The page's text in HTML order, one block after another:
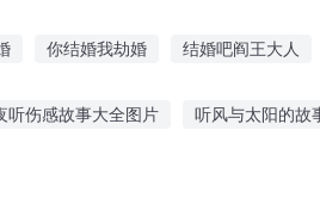
你结婚我劫婚 结婚吧阎王大人
听伤感故事大全图片 听风与太阳的故